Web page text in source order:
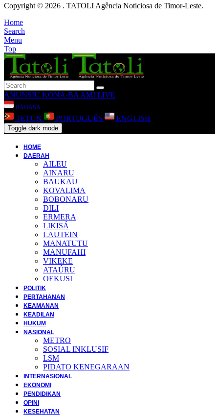
Copyright © 2026 . TATOLI Agência Noticiosa de Timor-Leste.
Home
Search
Menu
Top
ANUNSIU KONA-BA AMI LIVE
BAHASA
TETUN PORTUGUÊS ENGLISH
Toggle dark mode
HOME
DAERAH
AILEU
AINARU
BAUKAU
KOVALIMA
BOBONARU
DILI
ERMERA
LIKISÁ
LAUTEIN
MANATUTU
MANUFAHI
VIKEKE
ATAÚRU
OEKUSI
POLITIK
PERTAHANAN
KEAMANAN
KEADILAN
HUKUM
NASIONAL
METRO
SOSIAL INKLUSIF
LSM
PIDATO KENEGARAAN
INTERNASIONAL
EKONOMI
PENDIDIKAN
OPINI
KESEHATAN